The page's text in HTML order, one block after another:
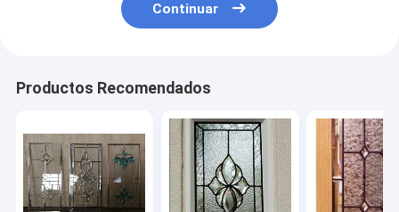
Continuar
Productos Recomendados